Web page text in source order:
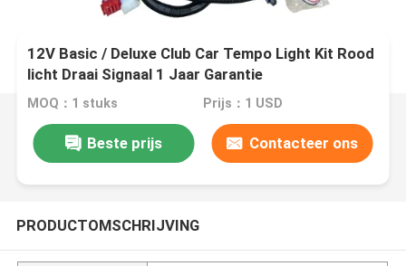
12V Basic / Deluxe Club Car Tempo Light Kit Rood
licht Draai Signaal 1 Jaar Garantie
MOQ：1 stuks Prijs：1 USD
Beste prijs Contacteer ons
PRODUCTOMSCHRIJVING